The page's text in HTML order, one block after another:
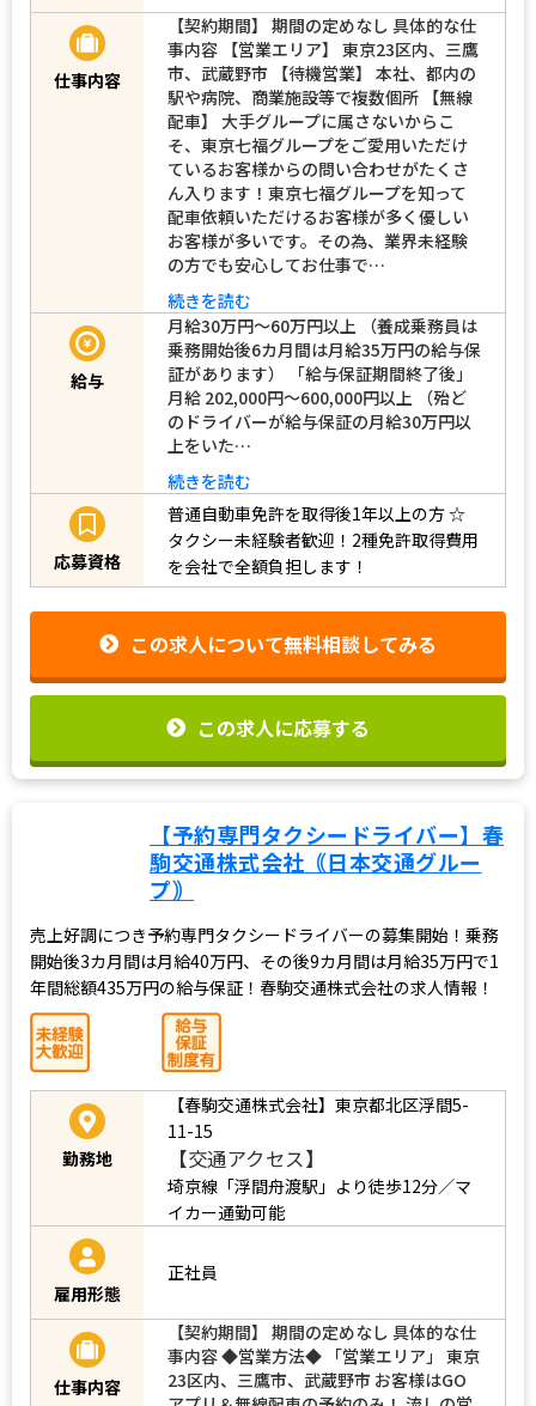
仕事内容
【契約期間】 期間の定めなし 具体的な仕
事内容 【営業エリア】 東京23区内、三鷹
市、武蔵野市 【待機営業】 本社、都内の
駅や病院、商業施設等で複数個所 【無線
配車】 大手グループに属さないからこ
そ、東京七福グループをご愛用いただけ
ているお客様からの問い合わせがたくさ
ん入ります！東京七福グループを知って
配車依頼いただけるお客様が多く優しい
お客様が多いです。その為、業界未経験
の方でも安心してお仕事で…
続きを読む
給与
月給30万円～60万円以上 （養成乗務員は
乗務開始後6カ月間は月給35万円の給与保
証があります） 「給与保証期間終了後」
月給 202,000円～600,000円以上 （殆ど
のドライバーが給与保証の月給30万円以
上をいた…
続きを読む
応募資格
普通自動車免許を取得後1年以上の方☆
タクシー未経験者歓迎！2種免許取得費用
を会社で全額負担します！
この求人について無料相談してみる
この求人に応募する
【予約専門タクシードライバー】春
駒交通株式会社｟日本交通グルー
プ｠
売上好調につき予約専門タクシードライバーの募集開始！乗務
開始後3カ月間は月給40万円、その後9カ月間は月給35万円で1
年間総額435万円の給与保証！春駒交通株式会社の求人情報！
勤務地
【春駒交通株式会社】東京都北区浮間5-
11-15
【交通アクセス】
埼京線「浮間舟渡駅」より徒歩12分／マ
イカー通勤可能
雇用形態
正社員
仕事内容
【契約期間】 期間の定めなし 具体的な仕
事内容 ◆営業方法◆ 「営業エリア」 東京
23区内、三鷹市、武蔵野市 お客様はGO